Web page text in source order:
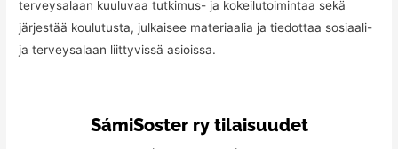
terveysalaan kuuluvaa tutkimus- ja kokeilutoimintaa sekä
järjestää koulutusta, julkaisee materiaalia ja tiedottaa sosiaali-
ja terveysalaan liittyvissä asioissa.